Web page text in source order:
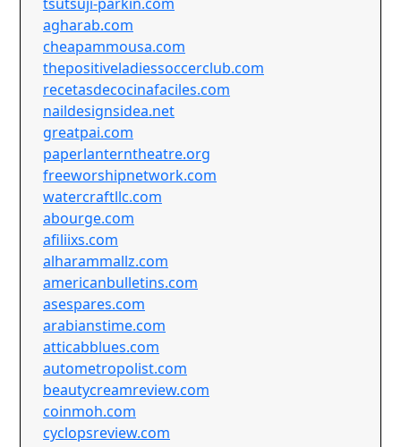
agharab.com
cheapammousa.com
thepositiveladiessoccerclub.com
recetasdecocinafaciles.com
naildesignsidea.net
greatpai.com
paperlanterntheatre.org
freeworshipnetwork.com
watercraftllc.com
abourge.com
afiliixs.com
alharammallz.com
americanbulletins.com
asespares.com
arabianstime.com
atticabblues.com
autometropolist.com
beautycreamreview.com
coinmoh.com
cyclopsreview.com